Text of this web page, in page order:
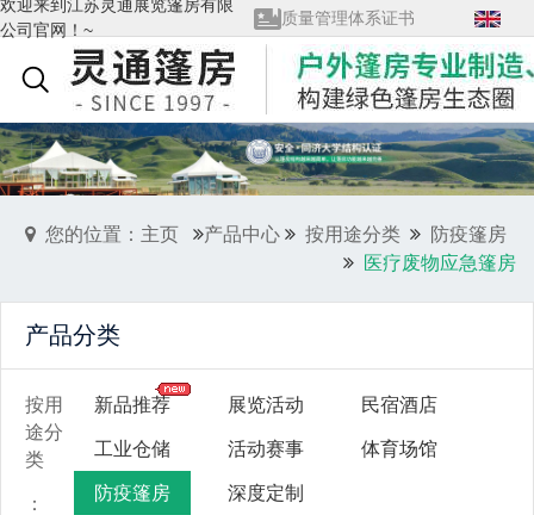
欢迎来到江苏灵通展览篷房有限
公司官网！~
质量管理体系证书
查看全部→
English
您的位置：主页 产品中心 按用途分类
防疫篷房
医疗废物应急篷房
产品分类
按用
途分
类
：
新品推荐 展览活动 民宿酒店
工业仓储 活动赛事 体育场馆
防疫篷房 深度定制